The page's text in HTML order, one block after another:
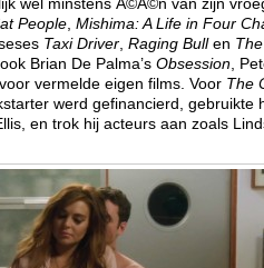
People Mishima: A Life in Four
Taxi Driver Raging Bullen
Brian De Palma’s Obsession ,
vermelde eigen films. Voor The
werd gefinancierd, gebruikte
en trok hij acteurs aan zoals